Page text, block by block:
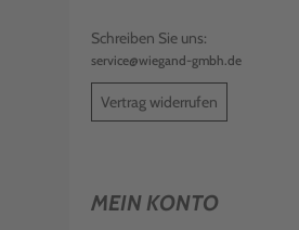
Schreiben Sie uns:
service@wiegand-gmbh.de
Vertrag widerrufen
MEIN KONTO